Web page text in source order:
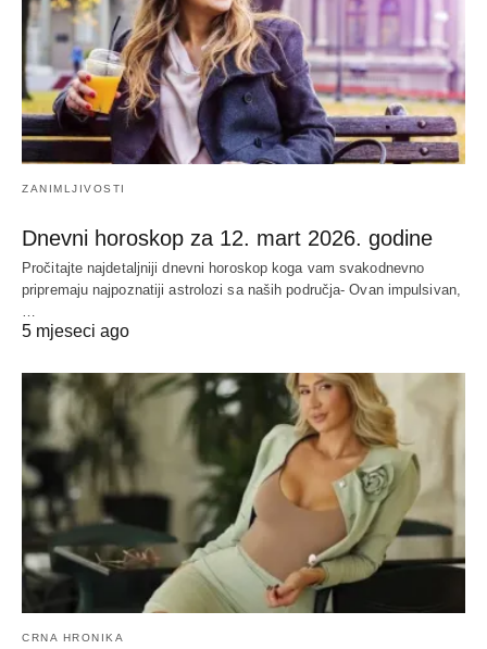
ZANIMLJIVOSTI
Dnevni horoskop za 12. mart 2026. godine
Pročitajte najdetaljniji dnevni horoskop koga vam svakodnevno
pripremaju najpoznatiji astrolozi sa naših područja- Ovan impulsivan,
5 mjeseci ago
CRNA HRONIKA